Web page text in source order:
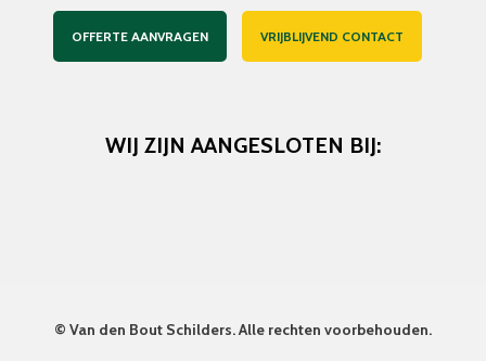
OFFERTE AANVRAGEN VRIJBLIJVEND CONTACT
WIJ ZIJN AANGESLOTEN BIJ:
© Van den Bout Schilders. Alle rechten voorbehouden.